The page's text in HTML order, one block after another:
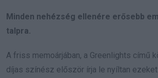
Minden nehézség ellenére erősebb
talpra.
A friss memoárjában, a Greenlights című
díjas színész először írja le nyíltan